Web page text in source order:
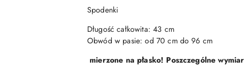
Spodenki
Długość całkowita: 43 cm
Obwód w pasie: od 70 cm do 96 cm
mierzone na płasko! Poszczególne